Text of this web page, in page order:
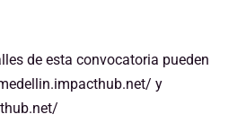
de esta convocatoria pueden
y